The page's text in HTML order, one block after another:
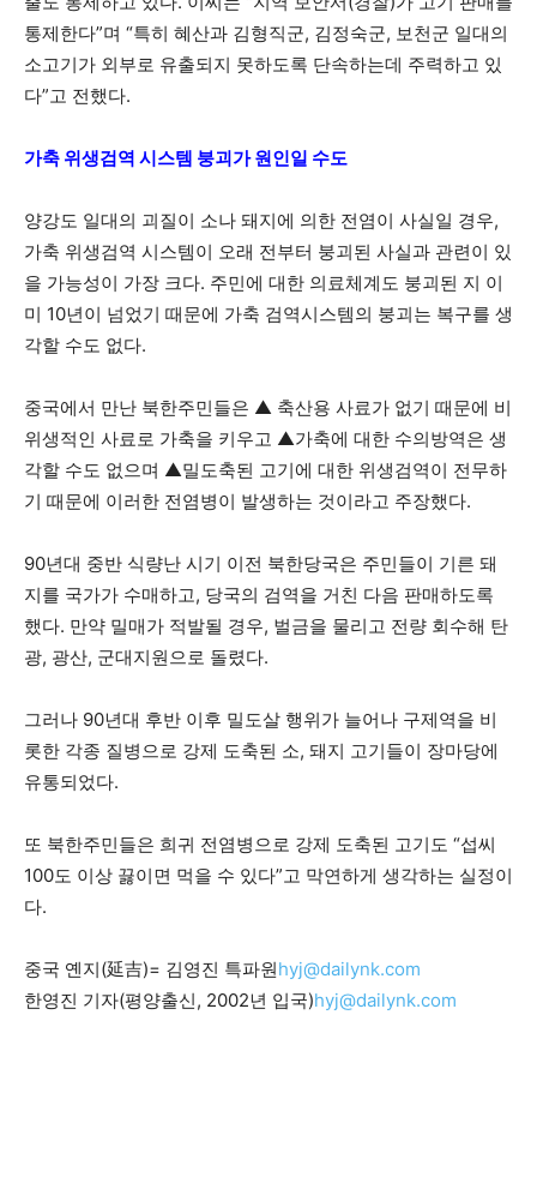
통제한다”며 “특히 혜산과 김형직군, 김정숙군, 보천군 일대의
소고기가 외부로 유출되지 못하도록 단속하는데 주력하고 있
다”고 전했다.
가축 위생검역 시스템 붕괴가 원인일 수도
양강도 일대의 괴질이 소나 돼지에 의한 전염이 사실일 경우,
가축 위생검역 시스템이 오래 전부터 붕괴된 사실과 관련이 있
을 가능성이 가장 크다. 주민에 대한 의료체계도 붕괴된 지 이
미 10년이 넘었기 때문에 가축 검역시스템의 붕괴는 복구를 생
각할 수도 없다.
중국에서 만난 북한주민들은 ▲ 축산용 사료가 없기 때문에 비
위생적인 사료로 가축을 키우고 ▲가축에 대한 수의방역은 생
각할 수도 없으며 ▲밀도축된 고기에 대한 위생검역이 전무하
기 때문에 이러한 전염병이 발생하는 것이라고 주장했다.
90년대 중반 식량난 시기 이전 북한당국은 주민들이 기른 돼
지를 국가가 수매하고, 당국의 검역을 거친 다음 판매하도록
했다. 만약 밀매가 적발될 경우, 벌금을 물리고 전량 회수해 탄
광, 광산, 군대지원으로 돌렸다.
그러나 90년대 후반 이후 밀도살 행위가 늘어나 구제역을 비
롯한 각종 질병으로 강제 도축된 소, 돼지 고기들이 장마당에
유통되었다.
또 북한주민들은 희귀 전염병으로 강제 도축된 고기도 “섭씨
100도 이상 끓이면 먹을 수 있다”고 막연하게 생각하는 실정이
다.
중국 옌지(延吉)= 김영진 특파원hyj@dailynk.com
한영진 기자(평양출신, 2002년 입국)hyj@dailynk.com